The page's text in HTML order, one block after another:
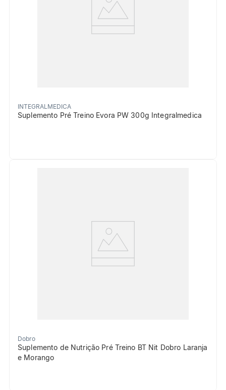
INTEGRALMEDICA
Suplemento Pré Treino Evora PW 300g Integralmedica
Dobro
Suplemento de Nutrição Pré Treino BT Nit Dobro Laranja
e Morango